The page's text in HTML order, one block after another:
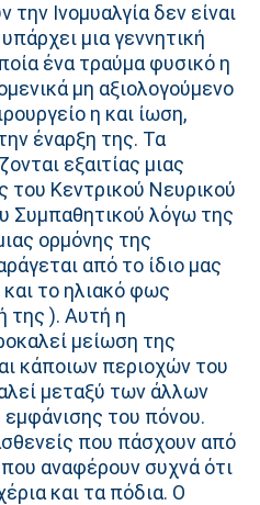
Ινομυαλγία δεν είναι
μια γεννητική
ένα τραύμα φυσικό η
μη αξιολογούμενο
η και ίωση,
έναρξη της. Τα
εξαιτίας μιας
του Κεντρικού Νευρικού
Συμπαθητικού λόγω της
ορμόνης της
από το ίδιο μας
το ηλιακό φως
της ). Αυτή η
μείωση της
κάποιων περιοχών του
μεταξύ των άλλων
του πόνου.
που πάσχουν από
που αναφέρουν συχνά ότι
και τα πόδια. Ο